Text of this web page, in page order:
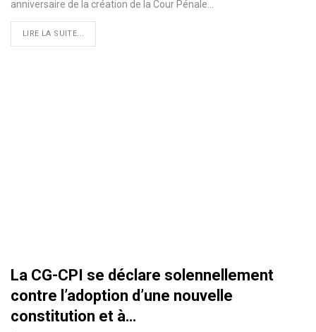
anniversaire de la création de la Cour Pénale
LIRE LA SUITE...
La CG-CPI se déclare solennellement
contre l’adoption d’une nouvelle
constitution et à…